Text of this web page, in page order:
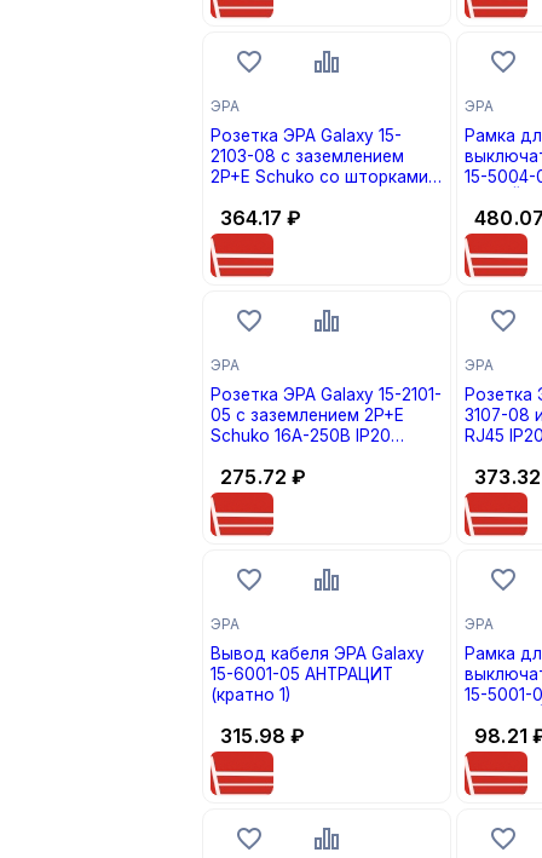
ЭРА
Розетка ЭРА Galaxy 15-
2103-08 c заземлением
2P+E Schuko со шторками с
БЕЛЫЙ МАТОВЫЙ (кратно 1)
364.17 ₽
ЭРА
Рамка
15-5004-
ЭРА
Розетка ЭРА Galaxy 15-2101-
05 c заземлением 2P+E
Schuko 16А-250В IP20
275.72 ₽
ЭРА
Розетка
3107-08
RJ45
373.32
ЭРА
Вывод кабеля ЭРА Galaxy
15-6001-05 АНТРАЦИТ
(кратно 1)
315.98 ₽
ЭРА
Рамка
15-5001-
98.21